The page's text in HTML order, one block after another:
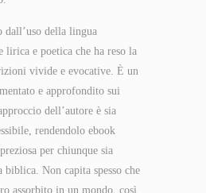
dall’uso della lingua
lirica e poetica che ha reso la
vivide e evocative. È un
e approfondito sui
dell’autore è sia
rendendolo ebook
per chiunque sia
biblica. Non capita spesso che
assorbito in un mondo, così